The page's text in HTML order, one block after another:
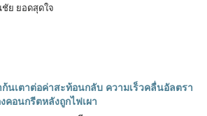
ชัย ยอดสุดใจ
ก้นเตาต่อค่าสะท้อนกลับ ความเร็วคลื่นอัลตรา
อนกรีตหลังถูกไฟเผา